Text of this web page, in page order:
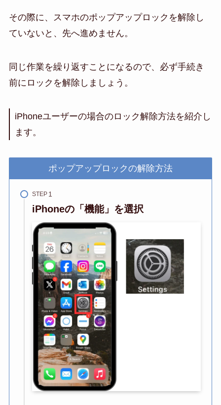
その際に、スマホのポップアップロックを解除し
ていないと、先へ進めません。
同じ作業を繰り返すことになるので、必ず手続き
前にロックを解除しましょう。
iPhoneユーザーの場合のロック解除方法を紹介し
ます。
ポップアップロックの解除方法
STEP
iPhoneの「機能」を選択